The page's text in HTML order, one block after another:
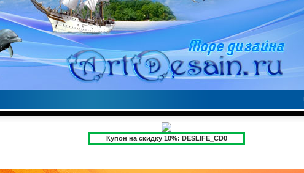
Купон на скидку 10%: DESLIFE_CD0